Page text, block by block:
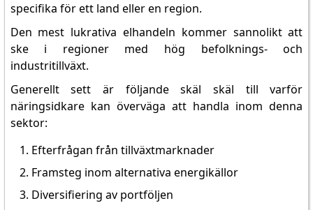
specifika för ett land eller en region.
Den mest lukrativa elhandeln kommer sannolikt att
ske i regioner med hög befolknings- och
industritillväxt.
Generellt sett är följande skäl skäl till varför
näringsidkare kan överväga att handla inom denna
sektor:
Efterfrågan från tillväxtmarknader
Framsteg inom alternativa energikällor
Diversifiering av portföljen